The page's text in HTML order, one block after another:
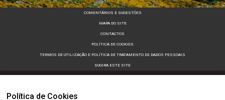
Política de Cookies
COMENTÁRIOS E SUGESTÕES
MAPA DO SITE
CONTACTOS
POLÍTICA DE COOKIES
TERMOS DE UTILIZAÇÃO E POLÍTICA DE TRATAMENTO DE DADOS PESSOAIS
SUGIRA ESTE SITE